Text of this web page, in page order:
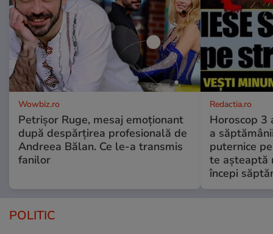
Wowbiz.ro
Petrișor Ruge, mesaj emoționant
după despărțirea profesională de
Andreea Bălan. Ce le-a transmis
fanilor
Redactia.ro
Horoscop 3
a
puternice
te așteaptă
începi
POLITIC